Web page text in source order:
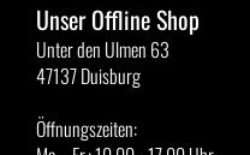
Unser Offline Shop
Unter den Ulmen 63
47137 Duisburg
Öffnungszeiten: